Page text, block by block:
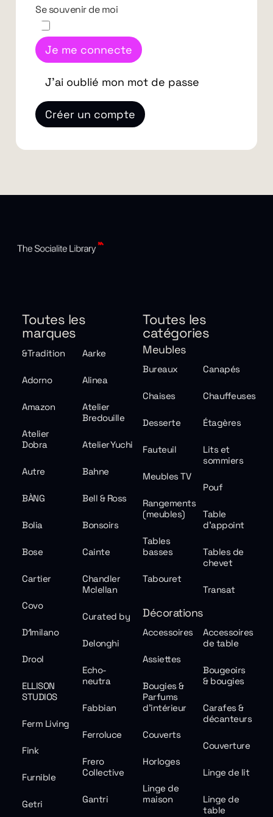
Se souvenir de moi
Je me connecte
J'ai oublié mon mot de passe
Créer un compte
Toutes les
marques
&Tradition Aarke
Adorno Alinea
Amazon
Atelier
Bredouille
Atelier
Dobra
Atelier Yuchi
Autre Bahne
BÀNG Bell & Ross
Bolia Bonsoirs
Bose Cainte
Cartier
Chandler
Mclellan
Covo
Curated by
D1milano
Delonghi
Drool
Echo-
neutra
ELLISON
STUDIOS
Fabbian
Ferm Living
Ferroluce
Fink
Frero
Collective
Furnible
Gantri
Getri
Toutes les
catégories
Meubles
Bureaux Canapés
Chaises Chauffeuses
Desserte Étagères
Fauteuil
Lits et
sommiers
Meubles TV
Pouf
Rangements
(meubles)
Table
d'appoint
Tables
basses
Tables de
chevet
Tabouret
Transat
Décorations
Accessoires
Accessoires
de table
Assiettes
Bougeoirs
& bougies
Bougies &
Parfums
d'intérieur
Carafes &
décanteurs
Couverts
Couverture
Horloges
Linge de lit
Linge de
maison
Linge de
table